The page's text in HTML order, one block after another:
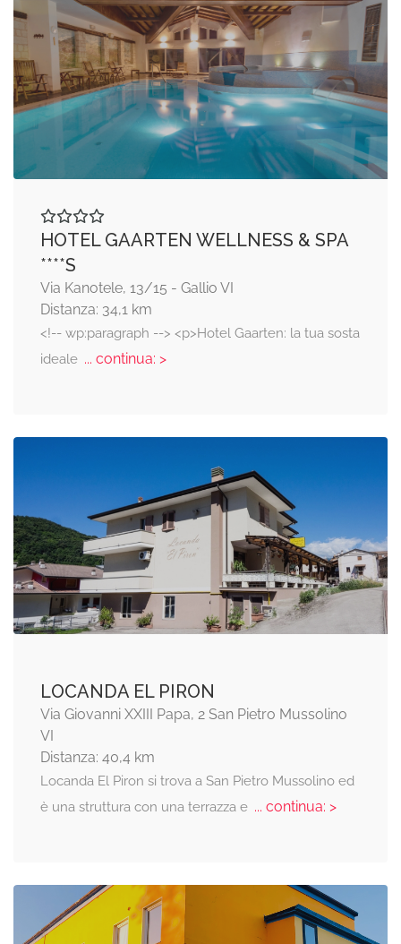
HOTEL GAARTEN WELLNESS & SPA
****S
Via Kanotele, 13/15 - Gallio VI
Distanza: 34,1 km
<!-- wp:paragraph --> <p>Hotel Gaarten: la tua sosta
ideale... continua: >
LOCANDA EL PIRON
Via Giovanni XXIII Papa, 2 San Pietro Mussolino
VI
Distanza: 40,4 km
Locanda El Piron si trova a San Pietro Mussolino ed
è una struttura con una terrazza e... continua: >